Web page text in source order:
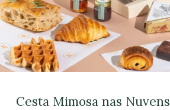
Cesta Mimosa nas Nuvens